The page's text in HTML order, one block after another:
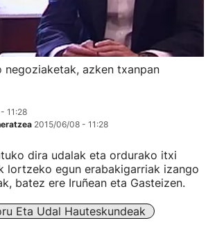
negoziaketak, azken txanpan
11:28
2015/06/08 - 11:28
dira udalak eta ordurako itxi
lortzeko egun erabakigarriak izango
batez ere Iruñean eta Gasteizen.
Eta Udal Hauteskundeak